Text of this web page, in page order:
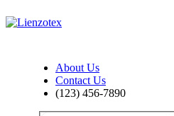
About Us
Contact Us
(123) 456-7890